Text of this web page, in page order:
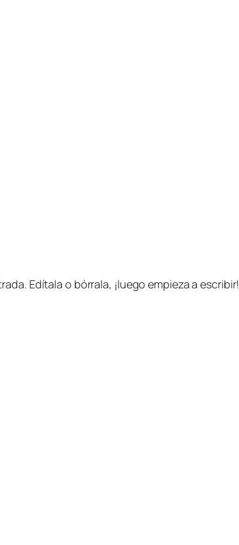
Edítala o bórrala, ¡luego empieza a escribir!